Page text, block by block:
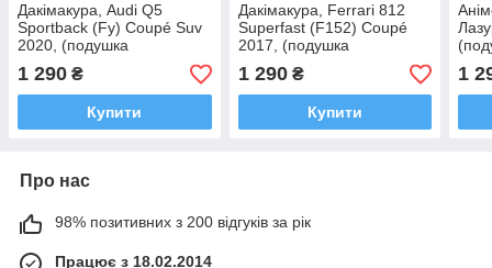
Дакімакура, Audi Q5
Sportback (Fy) Coupé Suv
2020, (подушка
обіймашка) 120*40 см
1 290 ₴
Купити
Дакімакура, Ferrari 812
Superfast (F152) Coupé
2017, (подушка
обіймашка) 120*40 см
1 290₴
Купити
1
Про нас
98% позитивних з 200 відгуків за рік
Працює з 18.02.2014